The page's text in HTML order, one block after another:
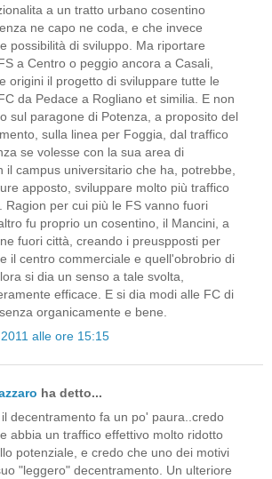
a un tratto urbano cosentino
ne capo ne coda, e che invece
possibilità di sviluppo. Ma riportare
a Centro o peggio ancora a Casali,
origini il progetto di sviluppare tutte le
da Pedace a Rogliano et similia. E non
sul paragone di Potenza, a proposito del
sulla linea per Foggia, dal traffico
se volesse con la sua area di
il campus universitario che ha, potrebbe,
apposto, sviluppare molto più traffico
Ragion per cui più le FS vanno fuori
fu proprio un cosentino, il Mancini, a
fuori città, creando i preuspposti per
il centro commerciale e quell'obrobrio di
si dia un senso a tale svolta,
efficace. E si dia modi alle FC di
organicamente e bene.
alle ore 15:15
ha detto...
decentramento fa un po' paura..credo
abbia un traffico effettivo molto ridotto
potenziale, e credo che uno dei motivi
"leggero" decentramento. Un ulteriore